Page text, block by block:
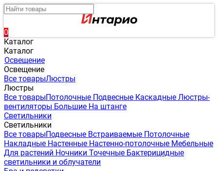
0
Каталог
Каталог
Освещение
Освещение
Все товарыЛюстры
Люстры
Все товарыПотолочные Подвесные Каскадные Люстры-
вентиляторы Большие На штанге
Светильники
Светильники
Все товарыПодвесные Встраиваемые Потолочные
Накладные Настенные Настенно-потолочные Мебельные
Для растений Ночники Точечные Бактерицидные
светильники и облучатели